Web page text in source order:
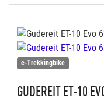
e-Trekkingbike
GUDEREITET-10